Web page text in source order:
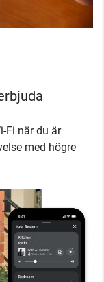
Fi när du är
med högre